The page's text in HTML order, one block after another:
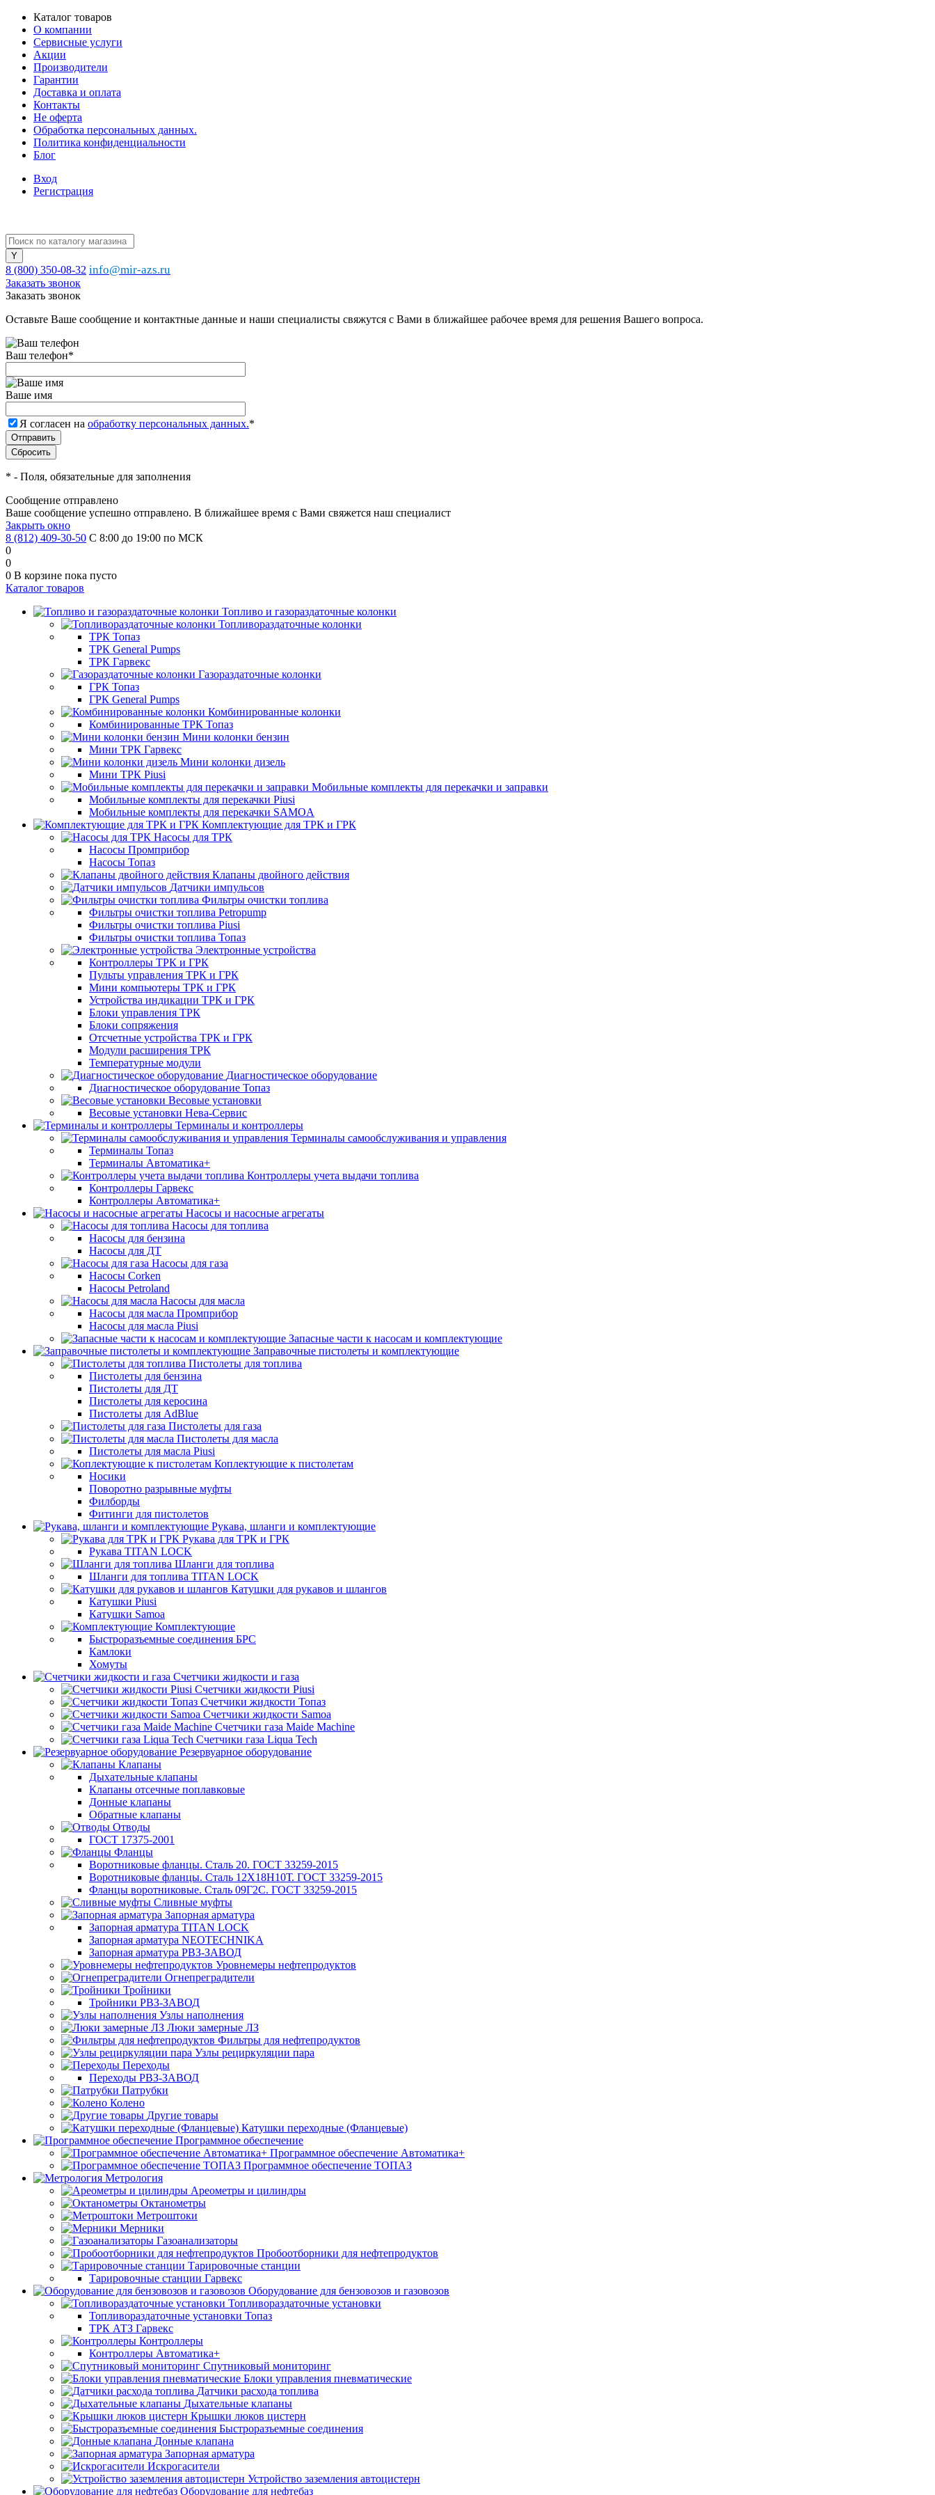
Каталог товаров
О компании
Сервисные услуги
Акции
Производители
Гарантии
Доставка и оплата
Контакты
Не оферта
Обработка персональных данных.
Политика конфиденциальности
Блог
Вход
Регистрация
8 (800) 350-08-32 info@mir-azs.ru
Заказать звонок
Заказать звонок
Оставьте Ваше сообщение и контактные данные и наши специалисты свяжутся с Вами в ближайшее рабочее время для решения Вашего вопроса.
Ваш телефон*
Ваше имя
Я согласен на обработку персональных данных.*
* - Поля, обязательные для заполнения
Сообщение отправлено
Ваше сообщение успешно отправлено. В ближайшее время с Вами свяжется наш специалист
Закрыть окно
8 (812) 409-30-50 С 8:00 до 19:00 по МСК
0
0
0 В корзине пока пусто
Каталог товаров
Топливо и газораздаточные колонки
Топливораздаточные колонки
ТРК Топаз
ТРК General Pumps
ТРК Гарвекс
Газораздаточные колонки
ГРК Топаз
ГРК General Pumps
Комбинированные колонки
Комбинированные ТРК Топаз
Мини колонки бензин
Мини ТРК Гарвекс
Мини колонки дизель
Мини ТРК Piusi
Мобильные комплекты для перекачки и заправки
Мобильные комплекты для перекачки Piusi
Мобильные комплекты для перекачки SAMOA
Комплектующие для ТРК и ГРК
Насосы для ТРК
Насосы Промприбор
Насосы Топаз
Клапаны двойного действия
Датчики импульсов
Фильтры очистки топлива
Фильтры очистки топлива Petropump
Фильтры очистки топлива Piusi
Фильтры очистки топлива Топаз
Электронные устройства
Контроллеры ТРК и ГРК
Пульты управления ТРК и ГРК
Мини компьютеры ТРК и ГРК
Устройства индикации ТРК и ГРК
Блоки управления ТРК
Блоки сопряжения
Отсчетные устройства ТРК и ГРК
Модули расширения ТРК
Температурные модули
Диагностическое оборудование
Диагностическое оборудование Топаз
Весовые установки
Весовые установки Нева-Сервис
Терминалы и контроллеры
Терминалы самообслуживания и управления
Терминалы Топаз
Терминалы Автоматика+
Контроллеры учета выдачи топлива
Контроллеры Гарвекс
Контроллеры Автоматика+
Насосы и насосные агрегаты
Насосы для топлива
Насосы для бензина
Насосы для ДТ
Насосы для газа
Насосы Corken
Насосы Petroland
Насосы для масла
Насосы для масла Промприбор
Насосы для масла Piusi
Запасные части к насосам и комплектующие
Заправочные пистолеты и комплектующие
Пистолеты для топлива
Пистолеты для бензина
Пистолеты для ДТ
Пистолеты для керосина
Пистолеты для AdBlue
Пистолеты для газа
Пистолеты для масла
Пистолеты для масла Piusi
Коплектующие к пистолетам
Носики
Поворотно разрывные муфты
Филборды
Фитинги для пистолетов
Рукава, шланги и комплектующие
Рукава для ТРК и ГРК
Рукава TITAN LOCK
Шланги для топлива
Шланги для топлива TITAN LOCK
Катушки для рукавов и шлангов
Катушки Piusi
Катушки Samoa
Комплектующие
Быстроразъемные соединения БРС
Камлоки
Хомуты
Счетчики жидкости и газа
Счетчики жидкости Piusi
Счетчики жидкости Топаз
Счетчики жидкости Samoa
Счетчики газа Maide Machine
Счетчики газа Liqua Tech
Резервуарное оборудование
Клапаны
Дыхательные клапаны
Клапаны отсечные поплавковые
Донные клапаны
Обратные клапаны
Отводы
ГОСТ 17375-2001
Фланцы
Воротниковые фланцы. Сталь 20. ГОСТ 33259-2015
Воротниковые фланцы. Сталь 12Х18Н10Т. ГОСТ 33259-2015
Фланцы воротниковые. Сталь 09Г2С. ГОСТ 33259-2015
Сливные муфты
Запорная арматура
Запорная арматура TITAN LOCK
Запорная арматура NEOTECHNIKA
Запорная арматура РВЗ-ЗАВОД
Уровнемеры нефтепродуктов
Огнепреградители
Тройники
Тройники РВЗ-ЗАВОД
Узлы наполнения
Люки замерные ЛЗ
Фильтры для нефтепродуктов
Узлы рециркуляции пара
Переходы
Переходы РВЗ-ЗАВОД
Патрубки
Колено
Другие товары
Катушки переходные (Фланцевые)
Программное обеспечение
Программное обеспечение Автоматика+
Программное обеспечение ТОПАЗ
Метрология
Ареометры и цилиндры
Октанометры
Метроштоки
Мерники
Газоанализаторы
Пробоотборники для нефтепродуктов
Тарировочные станции
Тарировочные станции Гарвекс
Оборудование для бензовозов и газовозов
Топливораздаточные установки
Топливораздаточные установки Топаз
ТРК АТЗ Гарвекс
Контроллеры
Контроллеры Автоматика+
Спутниковый мониторинг
Блоки управления пневматические
Датчики расхода топлива
Дыхательные клапаны
Крышки люков цистерн
Быстроразъемные соединения
Донные клапана
Запорная арматура
Искрогасители
Устройство заземления автоцистерн
Оборудование для нефтебаз